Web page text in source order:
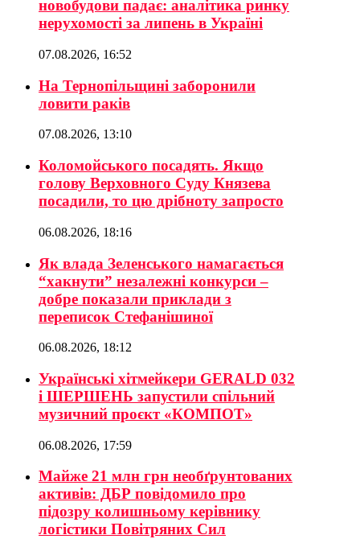
новобудови падає: аналітика ринку
нерухомості за липень в Україні
07.08.2026, 16:52
На Тернопільщині заборонили
ловити раків
07.08.2026, 13:10
Коломойського посадять. Якщо
голову Верховного Суду Князева
посадили, то цю дрібноту запросто
06.08.2026, 18:16
Як влада Зеленського намагається
“хакнути” незалежні конкурси –
добре показали приклади з
переписок Стефанішиної
06.08.2026, 18:12
Українські хітмейкери GERALD 032
і ШЕРШЕНЬ запустили спільний
музичний проєкт «КОМПОТ»
06.08.2026, 17:59
Майже 21 млн грн необґрунтованих
активів: ДБР повідомило про
підозру колишньому керівнику
логістики Повітряних Сил